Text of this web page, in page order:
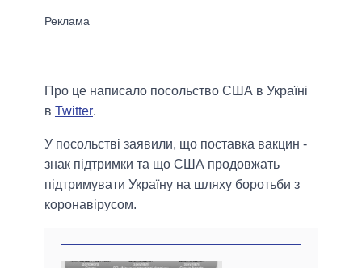
Про це написало посольство США в Україні
в Twitter.
У посольстві заявили, що поставка вакцин -
знак підтримки та що США продовжать
підтримувати Україну на шляху боротьби з
коронавірусом.